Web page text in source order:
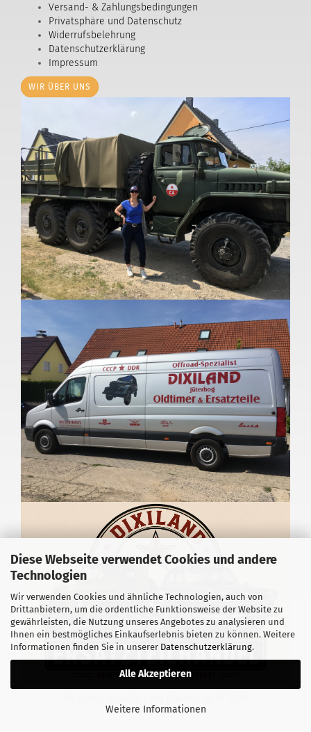
Diese Webseite verwendet Cookies und andere
Technologien
Wir verwenden Cookies und ähnliche Technologien, auch von
Drittanbietern, um die ordentliche Funktionsweise der Website zu
gewährleisten, die Nutzung unseres Angebotes zu analysieren und
Ihnen ein bestmögliches Einkaufserlebnis bieten zu können. Weitere
Informationen finden Sie in unserer Datenschutzerklärung.
Alle Akzeptieren
Weitere Informationen
Versand- & Zahlungsbedingungen
Privatsphäre und Datenschutz
Widerrufsbelehrung
Datenschutzerklärung
Impressum
WIR ÜBER UNS